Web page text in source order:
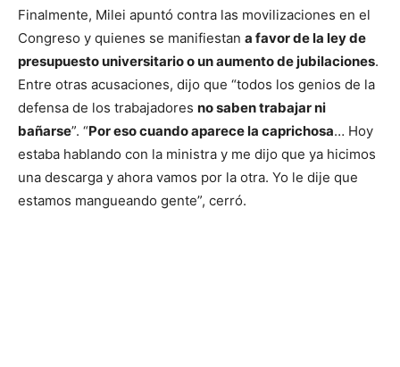
Finalmente, Milei apuntó contra las movilizaciones en el
Congreso y quienes se manifiestan a favor de la ley de
presupuesto universitario o un aumento de jubilaciones.
Entre otras acusaciones, dijo que “todos los genios de la
defensa de los trabajadores no saben trabajar ni
bañarse”. “Por eso cuando aparece la caprichosa… Hoy
estaba hablando con la ministra y me dijo que ya hicimos
una descarga y ahora vamos por la otra. Yo le dije que
estamos mangueando gente”, cerró.